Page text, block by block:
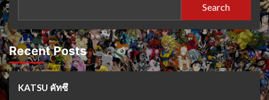
Search
Recent Posts
KATSU คัทซึ